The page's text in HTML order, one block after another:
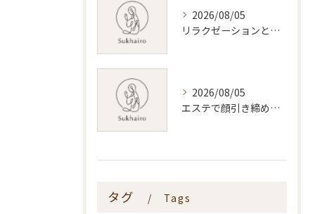
2026/08/05
リラクゼーションと新潟県のリンパマッサージ効果と料金相場を体験前に知る安心ガイド
2026/08/05
エステで顔引き締めを叶える新潟県内おすすめ施術と選び方ガイド
タグ Tags